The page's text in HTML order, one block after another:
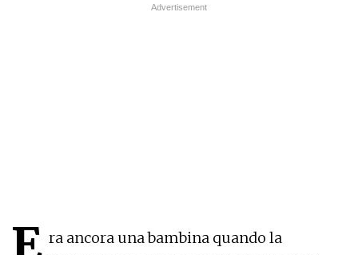
ra ancora una bambina quando la